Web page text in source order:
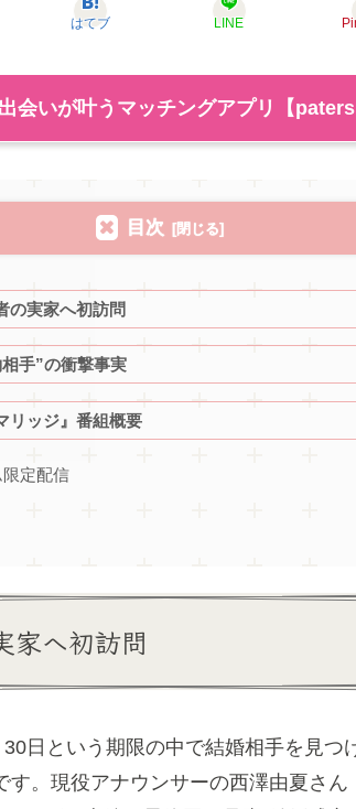
はてブ LINE
会いが叶うマッチングアプリ【paters
目次
の実家へ初訪問
手”の衝撃事実
リッジ』番組概要
定配信
家へ初訪問
日という期限の中で結婚相手を見つ
す。現役アナウンサーの西澤由夏さ